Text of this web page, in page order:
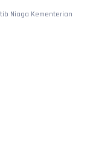
Niaga Kementerian